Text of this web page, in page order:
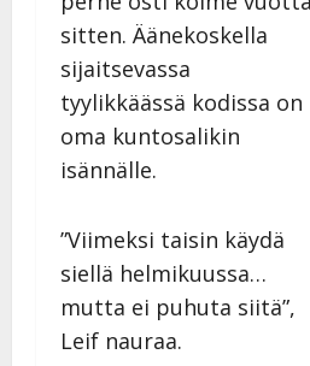
sitten. Äänekoskella
sijaitsevassa
tyylikkäässä kodissa on
oma kuntosalikin
isännälle.
”Viimeksi taisin käydä
siellä helmikuussa…
mutta ei puhuta siitä”,
Leif nauraa.